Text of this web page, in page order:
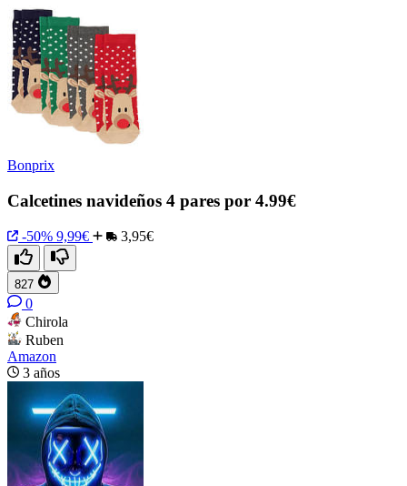
Bonprix
Calcetines navideños 4 pares por 4.99€
-50% 9,99€ 3,95€
827
0
Chirola
Ruben
Amazon
3 años